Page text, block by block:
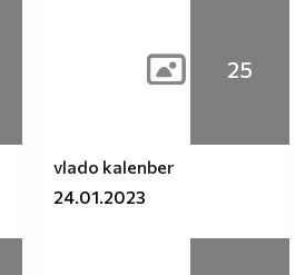
25
vlado kalenber
24.01.2023